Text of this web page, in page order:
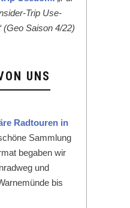
Trip Use­
(Geo Sai­son 4/22)
UNS
Rad­touren in
Samm­lung
begaben wir
und
bis